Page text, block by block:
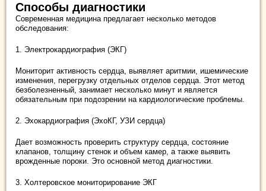
Способы диагностики
Современная медицина предлагает несколько методов
обследования:
1. Электрокардиография (ЭКГ)
Мониторит активность сердца, выявляет аритмии, ишемические
изменения, перегрузку отдельных отделов сердца. Этот метод
безболезненный, занимает несколько минут и является
обязательным при подозрении на кардиологические проблемы.
2. Эхокардиография (ЭхоКГ, УЗИ сердца)
Дает возможность проверить структуру сердца, состояние
клапанов, толщину стенок и объем камер, а также выявить
врожденные пороки. Это основной метод диагностики.
3. Холтеровское мониторирование ЭКГ